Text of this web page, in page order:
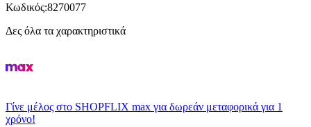
Κωδικός:8270077
Δες όλα τα χαρακτηριστικά
Γίνε μέλος στο SHOPFLIX max για δωρεάν μεταφορικά για 1
χρόνο!